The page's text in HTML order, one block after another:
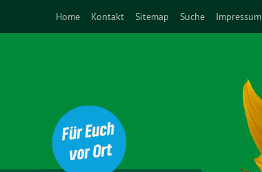
Home Kontakt Sitemap Suche Impressum